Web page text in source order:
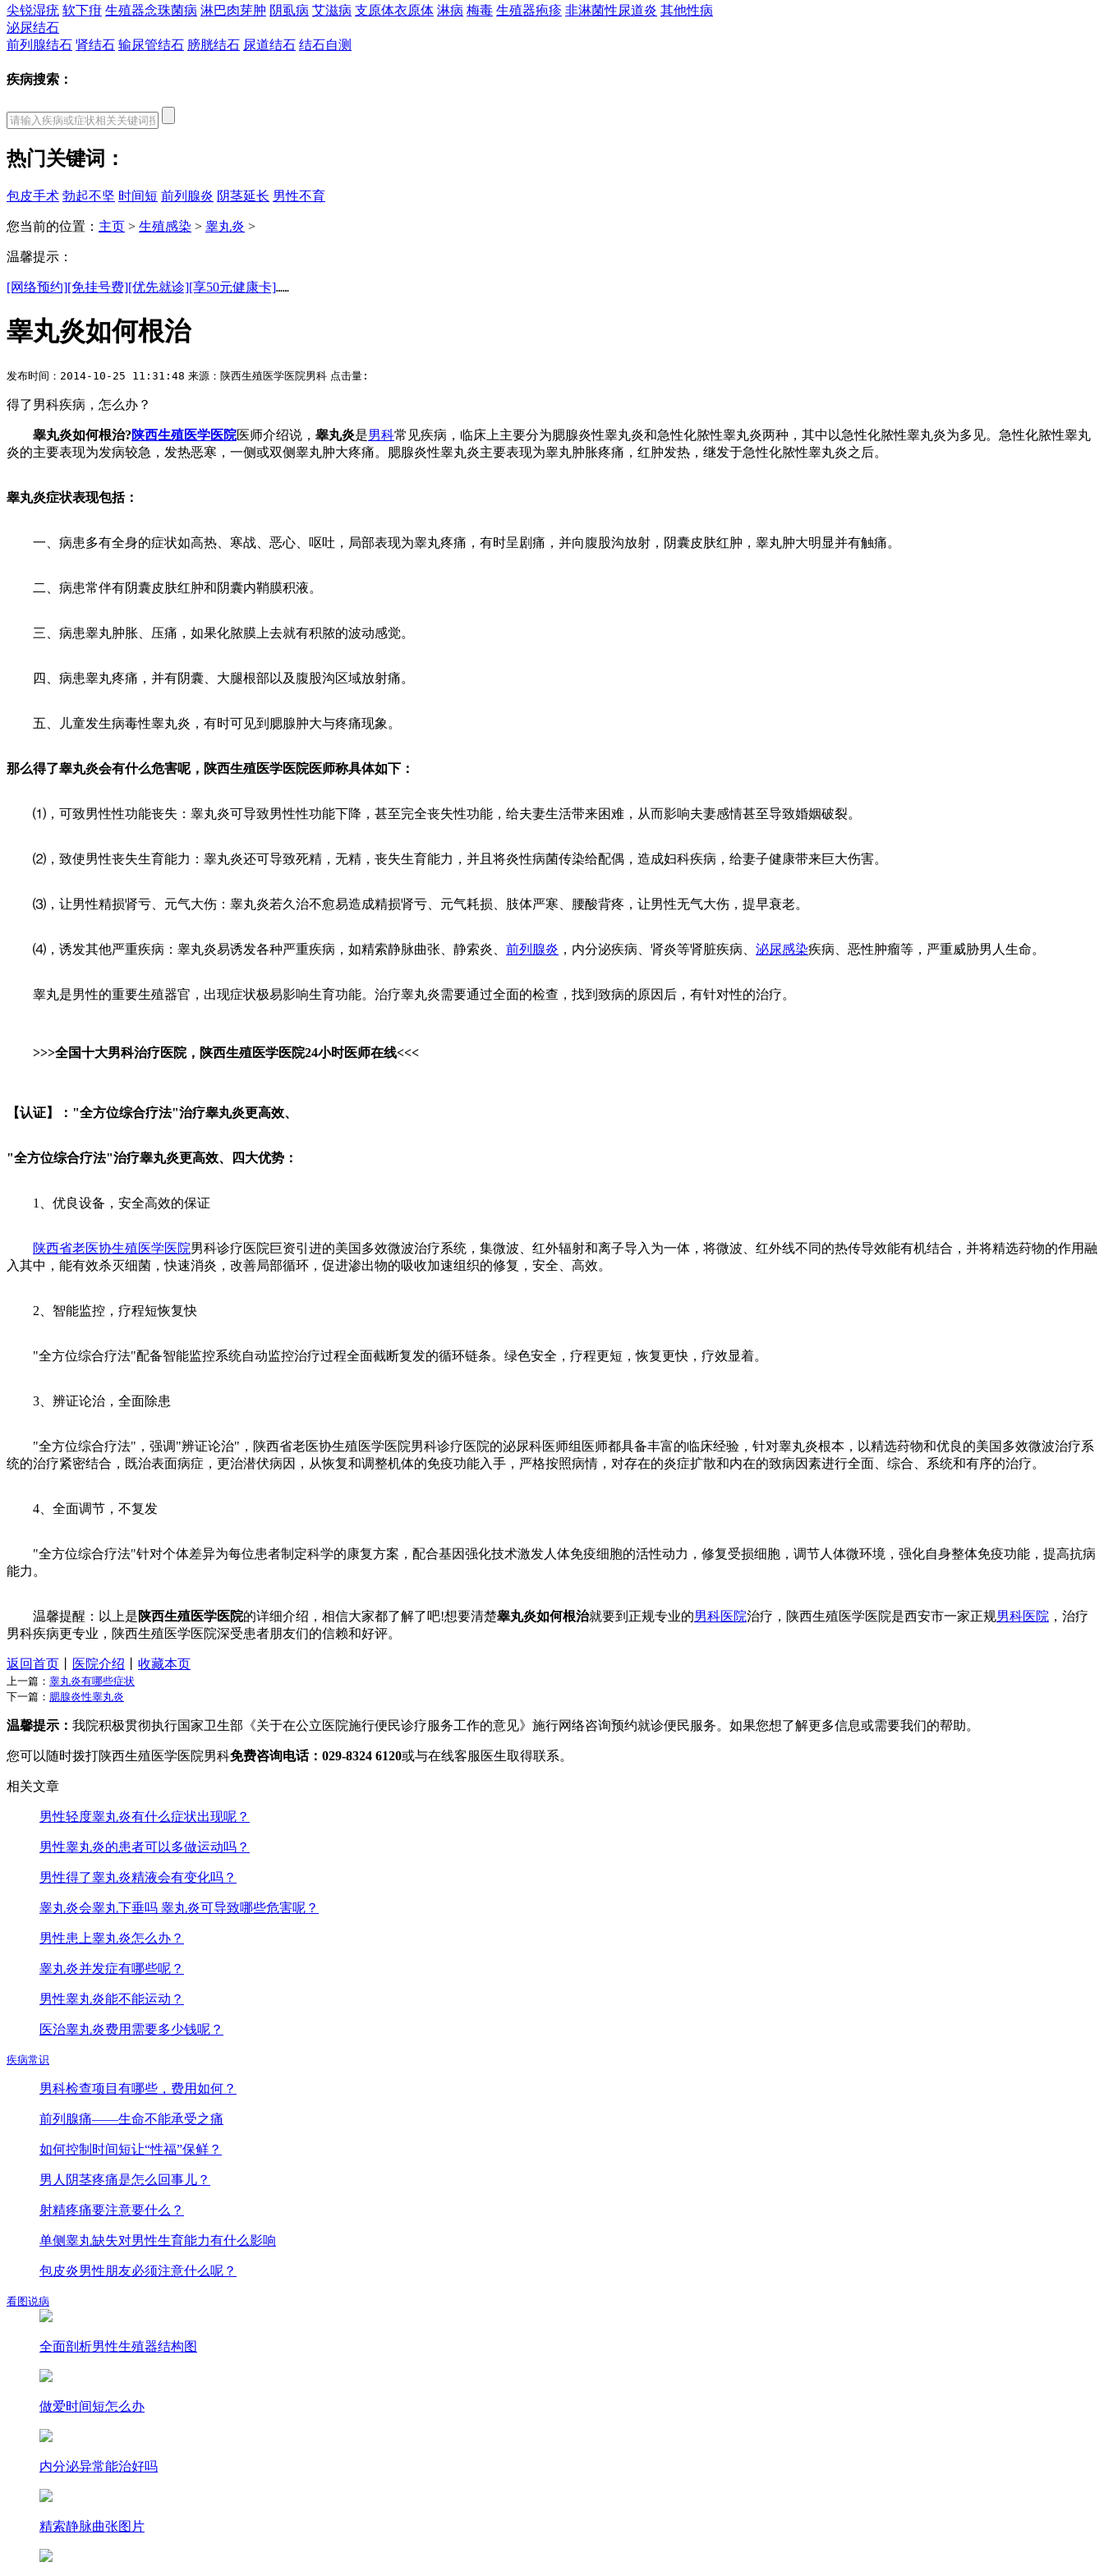
尖锐湿疣 软下疳 生殖器念珠菌病 淋巴肉芽肿 阴虱病 艾滋病 支原体衣原体 淋病 梅毒 生殖器疱疹 非淋菌性尿道炎 其他性病
泌尿结石
前列腺结石 肾结石 输尿管结石 膀胱结石 尿道结石 结石自测
疾病搜索：
热门关键词：
包皮手术 勃起不坚 时间短 前列腺炎 阴茎延长 男性不育
您当前的位置： 主页 > 生殖感染 > 睾丸炎 >
温馨提示：
[网络预约][免挂号费][优先就诊][享50元健康卡]……
睾丸炎如何根治
发布时间：2014-10-25 11:31:48 来源：陕西生殖医学医院男科 点击量:
得了男科疾病，怎么办？
睾丸炎如何根治?陕西生殖医学医院医师介绍说， 睾丸炎是男科常见疾病，临床上主要分为腮腺炎性睾丸炎和急性化脓性睾丸炎两种，其中以急性化脓性睾丸炎为多见。急性化脓性睾丸
炎的主要表现为发病较急，发热恶寒，一侧或双侧睾丸肿大疼痛。腮腺炎性睾丸炎主要表现为睾丸肿胀疼痛，红肿发热，继发于急性化脓性睾丸炎之后。
睾丸炎症状表现包括：
一、病患多有全身的症状如高热、寒战、恶心、呕吐，局部表现为睾丸疼痛，有时呈剧痛，并向腹股沟放射，阴囊皮肤红肿，睾丸肿大明显并有触痛。
二、病患常伴有阴囊皮肤红肿和阴囊内鞘膜积液。
三、病患睾丸肿胀、压痛，如果化脓膜上去就有积脓的波动感觉。
四、病患睾丸疼痛，并有阴囊、大腿根部以及腹股沟区域放射痛。
五、儿童发生病毒性睾丸炎，有时可见到腮腺肿大与疼痛现象。
那么得了睾丸炎会有什么危害呢，陕西生殖医学医院医师称具体如下：
⑴，可致男性性功能丧失：睾丸炎可导致男性性功能下降，甚至完全丧失性功能，给夫妻生活带来困难，从而影响夫妻感情甚至导致婚姻破裂。
⑵，致使男性丧失生育能力：睾丸炎还可导致死精，无精，丧失生育能力，并且将炎性病菌传染给配偶，造成妇科疾病，给妻子健康带来巨大伤害。
⑶，让男性精损肾亏、元气大伤：睾丸炎若久治不愈易造成精损肾亏、元气耗损、肢体严寒、腰酸背疼，让男性无气大伤，提早衰老。
⑷，诱发其他严重疾病：睾丸炎易诱发各种严重疾病，如精索静脉曲张、静索炎、 前列腺炎 ，内分泌疾病、肾炎等肾脏疾病、 泌尿感染疾病、恶性肿瘤等，严重威胁男人生命。
睾丸是男性的重要生殖器官，出现症状极易影响生育功能。治疗睾丸炎需要通过全面的检查，找到致病的原因后，有针对性的治疗。
>>>全国十大男科治疗医院，陕西生殖医学医院24小时医师在线<<<
【认证】："全方位综合疗法"治疗睾丸炎更高效、
"全方位综合疗法"治疗睾丸炎更高效、四大优势：
1、优良设备，安全高效的保证
陕西省老医协生殖医学医院男科诊疗医院巨资引进的美国多效微波治疗系统，集微波、红外辐射和离子导入为一体，将微波、红外线不同的热传导效能有机结合，并将精选荮物的作用融
入其中，能有效杀灭细菌，快速消炎，改善局部循环，促进渗出物的吸收加速组织的修复，安全、高效。
2、智能监控，疗程短恢复快
"全方位综合疗法"配备智能监控系统自动监控治疗过程全面截断复发的循环链条。绿色安全，疗程更短，恢复更快，疗效显着。
3、辨证论治，全面除患
"全方位综合疗法"，强调"辨证论治"，陕西省老医协生殖医学医院男科诊疗医院的泌尿科医师组医师都具备丰富的临床经验，针对睾丸炎根本，以精选荮物和优良的美国多效微波治疗系
统的治疗紧密结合，既治表面病症，更治潜伏病因，从恢复和调整机体的免疫功能入手，严格按照病情，对存在的炎症扩散和内在的致病因素进行全面、综合、系统和有序的治疗。
4、全面调节，不复发
"全方位综合疗法"针对个体差异为每位患者制定科学的康复方案，配合基因强化技术激发人体免疫细胞的活性动力，修复受损细胞，调节人体微环境，强化自身整体免疫功能，提高抗病
能力。
温馨提醒：以上是陕西生殖医学医院的详细介绍，相信大家都了解了吧!想要清楚睾丸炎如何根治就要到正规专业的男科医院治疗，陕西生殖医学医院是西安市一家正规男科医院 ，治疗
男科疾病更专业，陕西生殖医学医院深受患者朋友们的信赖和好评。
返回首页 医院介绍 收藏本页
上一篇： 睾丸炎有哪些症状
下一篇： 腮腺炎性睾丸炎
温馨提示： 我院积极贯彻执行国家卫生部《关于在公立医院施行便民诊疗服务工作的意见》施行网络咨询预约就诊便民服务。如果您想了解更多信息或需要我们的帮助。
您可以随时拨打陕西生殖医学医院男科免费咨询电话：029-8324 6120或与在线客服医生取得联系。
相关文章
男性轻度睾丸炎有什么症状出现呢？
男性睾丸炎的患者可以多做运动吗？
男性得了睾丸炎精液会有变化吗？
睾丸炎会睾丸下垂吗 睾丸炎可导致哪些危害呢？
男性患上睾丸炎怎么办？
睾丸炎并发症有哪些呢？
男性睾丸炎能不能运动？
医治睾丸炎费用需要多少钱呢？
疾病常识
男科检查项目有哪些，费用如何？
前列腺痛——生命不能承受之痛
如何控制时间短让“性福”保鲜？
男人阴茎疼痛是怎么回事儿？
射精疼痛要注意要什么？
单侧睾丸缺失对男性生育能力有什么影响
包皮炎男性朋友必须注意什么呢？
看图说病
全面剖析男性生殖器结构图
做爱时间短怎么办
内分泌异常能治好吗
精索静脉曲张图片